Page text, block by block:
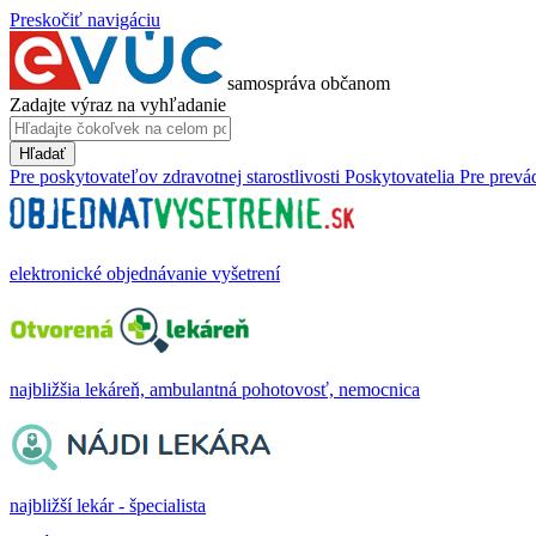
Preskočiť navigáciu
samospráva občanom
Zadajte výraz na vyhľadanie
Hľadať
Pre poskytovateľov zdravotnej starostlivosti Poskytovatelia Pre
elektronické objednávanie vyšetrení
najbližšia lekáreň, ambulantná pohotovosť, nemocnica
najbližší lekár - špecialista